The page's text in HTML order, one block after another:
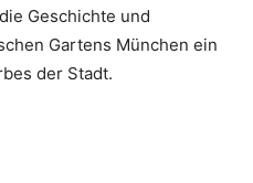
Geschichte und
Gartens München ein
der Stadt.